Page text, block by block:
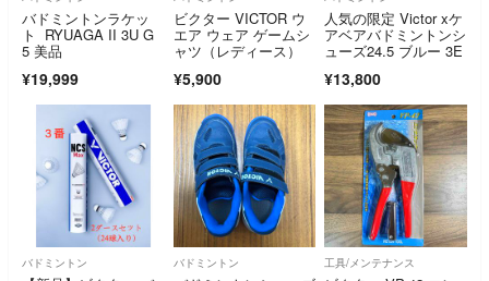
バドミントンラケッ
ト RYUAGA II 3U G
5 美品
¥19,999
ビクター VICTOR ウ
エア ウェア ゲームシ
ャツ（レディース）
¥5,900
人気の限定 Victor xケ
アベアバドミントンシ
ューズ24.5 ブルー 3E
¥13,800
バドミントン バドミントン 工具/メンテナンス